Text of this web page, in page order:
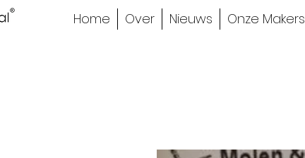
Home Over Nieuws Onze Makers